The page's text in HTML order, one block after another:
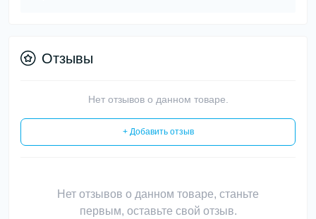
Отзывы
Нет отзывов о данном товаре.
+ Добавить отзыв
Нет отзывов о данном товаре, станьте
первым, оставьте свой отзыв.